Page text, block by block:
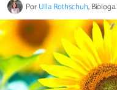
PorUlla Rothschuh, Bióloga.